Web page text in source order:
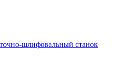
шлифовальный станок